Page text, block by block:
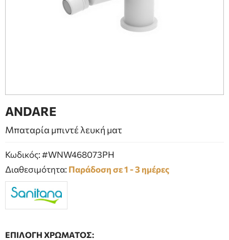
ΤΖΑΚΙ
ANDARE
Μπαταρία μπιντέ λευκή ματ
Κωδικός: #WNW468073PH
Διαθεσιμότητα: Παράδοση σε 1 - 3 ημέρες
ΕΠΙΛΟΓΗ ΧΡΩΜΑΤΟΣ: